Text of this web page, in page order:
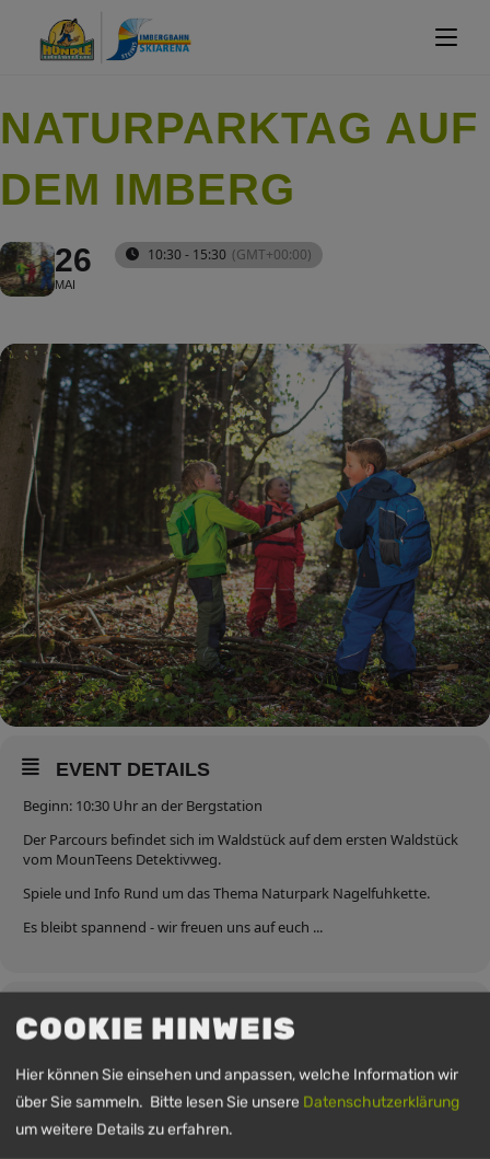
NATURPARKTAG AUF
DEM IMBERG
26
MAI
10:30 - 15:30 (GMT+00:00)
EVENT DETAILS
Beginn: 10:30 Uhr an der Bergstation
Der Parcours befindet sich im Waldstück auf dem ersten Waldstück
vom MounTeens Detektivweg.
Spiele und Info Rund um das Thema Naturpark Nagelfuhkette.
Es bleibt spannend - wir freuen uns auf euch ...
UHRZEIT
COOKIE HINWEIS
Hier können Sie einsehen und anpassen, welche Information wir
über Sie sammeln. Bitte lesen Sie unsere Datenschutzerklärung
um weitere Details zu erfahren.